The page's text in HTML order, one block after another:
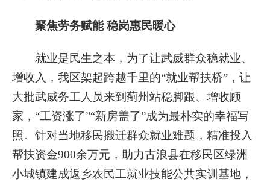
聚焦劳务赋能 稳岗惠民暖心
就业是民生之本，为了让武威群众稳就业、
增收入，我区架起跨越千里的“就业帮扶桥”，让
大批武威务工人员来到蓟州站稳脚跟、增收顾
家，“工资涨了”“新房盖了”成为最朴实的幸福写
照。针对当地移民搬迁群众就业难题，精准投入
帮扶资金900余万元，助力古浪县在移民区绿洲
小城镇建成返乡农民工就业技能公共实训基地，